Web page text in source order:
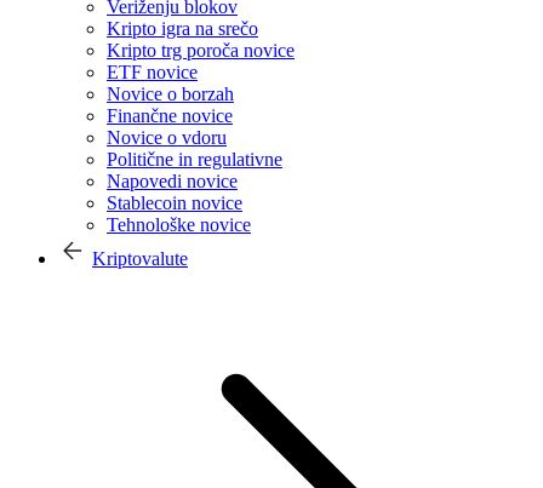
Veriženju blokov
Kripto igra na srečo
Kripto trg poroča novice
ETF novice
Novice o borzah
Finančne novice
Novice o vdoru
Politične in regulativne
Napovedi novice
Stablecoin novice
Tehnološke novice
Kriptovalute